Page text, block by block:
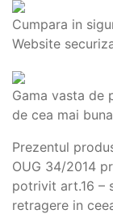
Cumpara in
Website
Gama vasta de
de cea mai
Prezentul
OUG 34/2014
potrivit art.16 –
retragere in